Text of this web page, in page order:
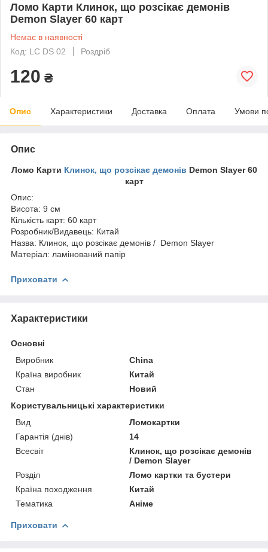
Ломо Карти Клинок, що розсікає демонів
Demon Slayer 60 карт
Немає в наявності
Код: LC DS 02
Роздріб
120 ₴
Опис Характеристики Доставка Оплата Умови
Опис
Ломо Карти Клинок, що розсікає демонів Demon Slayer 60
карт
Опис:
Висота: 9 см
Кількість карт: 60 карт
Розробник/Видавець: Китай
Назва: Клинок, що розсікає демонів / Demon Slayer
Матеріал: ламінований папір
Приховати
Характеристики
Основні
Виробник
China
Країна виробник
Китай
Стан
Новий
Користувальницькі характеристики
Вид
Ломокартки
Гарантія (днів)
14
Всесвіт
Клинок, що розсікає демонів
/ Demon Slayer
Розділ
Ломо картки та бустери
Країна походження
Китай
Тематика
Аніме
Приховати